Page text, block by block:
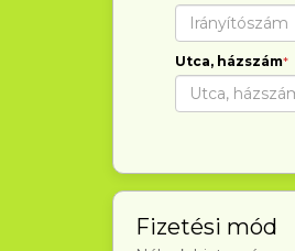
Utca, házszám*
Fizetési mód